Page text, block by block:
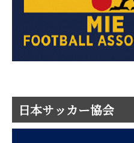
日本サッカー協会